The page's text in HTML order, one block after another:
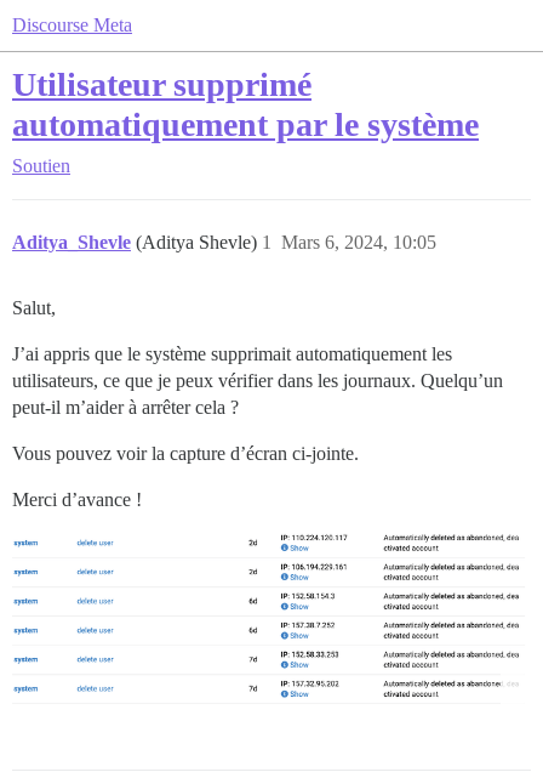
Discourse Meta
Utilisateur supprimé
automatiquement par le système
Soutien
Aditya_Shevle (Aditya Shevle) Mars 6, 2024, 10:05
1
Salut,
J’ai appris que le système supprimait automatiquement les
utilisateurs, ce que je peux vérifier dans les journaux. Quelqu’un
peut-il m’aider à arrêter cela ?
Vous pouvez voir la capture d’écran ci-jointe.
Merci d’avance !